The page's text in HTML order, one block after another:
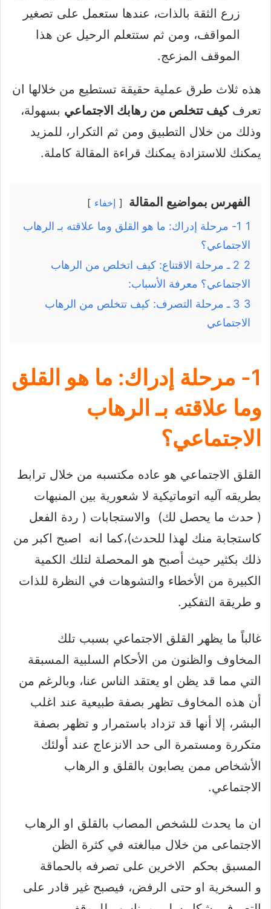
زرع الثقة بالذات، عندها ستعمل على تصغير
المواقف، ومن ثم ستتعلم الرحيل عن هذا
الموقف المزعج.
هذه ثلاث طرق عملية حقيقة تستطيع من خلالها ان
تعرفكيف تتخلص من رهابك الاجتماعي بسهولة،
وذلك من خلال التطبيق ومن ثم التكرار، للمزيد
يمكنك للاستزادة يمكنك قراءة المقالة كاملة.
الفهرس بمواضيع المقالة إخفاء
1
1- مرحلة إدراك: ما هو القلق وما علاقته بـ الرهاب
الاجتماعي؟
2
2 ـ مرحلة الاقتناع: كيف اتخلص من الرهاب
الاجتماعي؟ معرفة الأسباب:
3
3 ـ مرحلة التصرف: كيف تتخلص من الرهاب
الاجتماعي
1- مرحلة إدراك:
ما هو القلق
وما علاقته بـ الرهاب
الاجتماعي؟
القلق الاجتماعي هو عاده مكتسبه من خلال ترابط
بطريقه آليه اتوماتيكية لا شعورية بين المنبهات
( حدث ما يحصل لك) والاستجابات ( ردة الفعل
كاستجابة منك لهذا للحدث)،كما انه اصبح اكبر من
ذلك بكثير حيث أصبح هو المحصلة لتلك الكمية
الكبيرة من الأخطاء والتشوهات في النظرة للذات
و طريقة التفكير.
غالباً ما يظهر القلق الاجتماعي بسبب تلك
المخاوف والظنون من الأحكام السلبية المسبقة
التي مما قد يظن او يعتقد الناس عنا، وبالرغم من
أن هذه المخاوف تظهر بصفة طبيعية عند اغلب
البشر، إلا أنها قد تزداد باستمرار و تظهر بصفة
متكررة ومستمرة الى حد الانزعاج عند أولئك
الأشخاص ممن يصابون بالقلق و الرهاب
الاجتماعي.
ان ما يحدث للشخص المصاب بالقلق او الرهاب
الاجتماعى من خلال مبالغته في كثرة الظن
المسبق بحكم الاخرين على تصرفه بالحماقة
و السخرية او حتى الرفض، فيصبح غير قادر على